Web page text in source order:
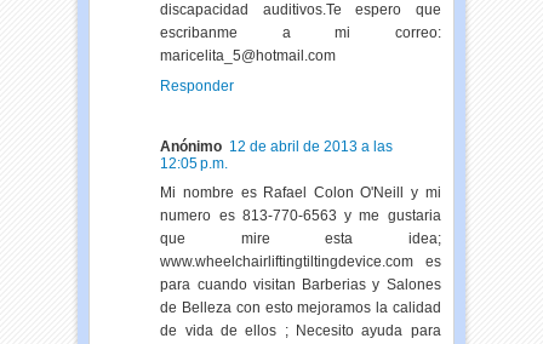
discapacidad auditivos.Te espero que
escribanme a mi correo:
maricelita_5@hotmail.com
Responder
Anónimo 12 de abril de 2013 a las
12:05 p.m.
Mi nombre es Rafael Colon O'Neill y mi
numero es 813-770-6563 y me gustaria
que mire esta idea;
www.wheelchairliftingtiltingdevice.com es
para cuando visitan Barberias y Salones
de Belleza con esto mejoramos la calidad
de vida de ellos ; Necesito ayuda para